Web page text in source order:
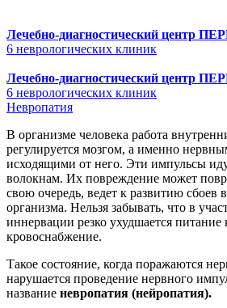
Лечебно-диагностический центр
6 неврологических клиник
Лечебно-диагностический центр
6 неврологических клиник
Невропатия
В организме человека работа
регулируется мозгом, а именно
исходящими от него. Эти импульсы
волокнам. Их повреждение может
свою очередь, ведет к развитию сбоев
организма. Нельзя забывать, что в
иннервации резко ухудшается питание
кровоснабжение.
Такое состояние, когда поражаются
нарушается проведение нервного
название невропатия (нейропатия).